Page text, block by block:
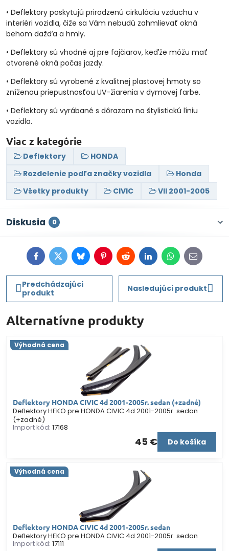
• Deflektory poskytujú prirodzenú cirkuláciu vzduchu v
interiéri vozidla, čiže sa Vám nebudú zahmlievať okná
behom dažďa a hmly.
• Deflektory sú vhodné aj pre fajčiarov, keďže môžu mať
otvorené okná počas jazdy.
• Deflektory sú vyrobené z kvalitnej plastovej hmoty so
zníženou priepustnosťou UV-žiarenia v dymovej farbe.
• Deflektory sú vyrábané s dôrazom na štylistickú líniu
vozidla.
Viac z kategórie
Deflektory
HONDA
Rozdelenie podľa značky vozidla
Honda
Všetky produkty
CIVIC VII 2001-2005
Diskusia 0
FacebookTwitterBlueskyPinterestRedditLinkedInWhatsApp
E-
mail
Predchádzajúci
produkt
Nasledujúci produkt
Alternatívne produkty
Deflektory HONDA CIVIC 4d 2001-2005r. sedan (+zadné)
Výhodná cena
Deflektory HEKO pre HONDA CIVIC 4d 2001-2005r. sedan
(+zadné)
Import kód: 17168
45 € Do košíka
Deflektory HONDA CIVIC 4d 2001-2005r. sedan
Výhodná cena
Deflektory HEKO pre HONDA CIVIC 4d 2001-2005r. sedan
Import kód: 17111